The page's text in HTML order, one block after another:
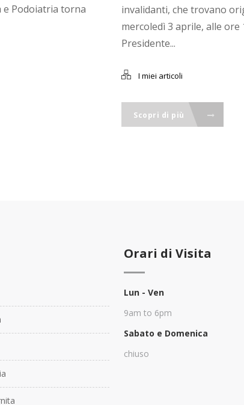
e Podoiatria torna
invalidanti, che trovano
mercoledì 3 aprile, alle
Presidente...
I miei articoli
Scopri di più
Orari di Visita
Lun - Ven
9am to 6pm
Sabato e Domenica
chiuso